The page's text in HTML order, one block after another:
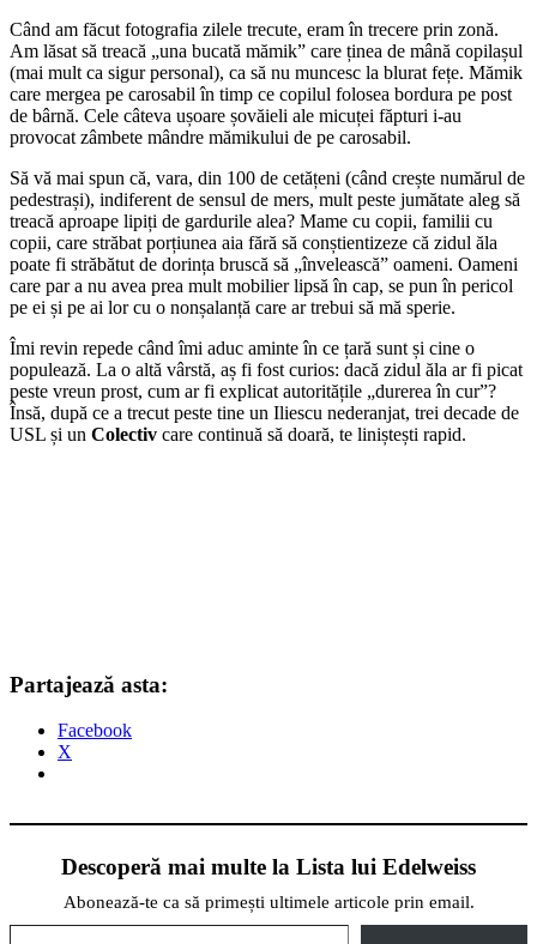
Când am făcut fotografia zilele trecute, eram în trecere prin zonă.
Am lăsat să treacă „una bucată mămik” care ținea de mână copilașul
(mai mult ca sigur personal), ca să nu muncesc la blurat fețe. Mămik
care mergea pe carosabil în timp ce copilul folosea bordura pe post
de bârnă. Cele câteva ușoare șovăieli ale micuței făpturi i-au
provocat zâmbete mândre mămikului de pe carosabil.
Să vă mai spun că, vara, din 100 de cetățeni (când crește numărul de
pedestrași), indiferent de sensul de mers, mult peste jumătate aleg să
treacă aproape lipiți de gardurile alea? Mame cu copii, familii cu
copii, care străbat porțiunea aia fără să conștientizeze că zidul ăla
poate fi străbătut de dorința bruscă să „învelească” oameni. Oameni
care par a nu avea prea mult mobilier lipsă în cap, se pun în pericol
pe ei și pe ai lor cu o nonșalanță care ar trebui să mă sperie.
Îmi revin repede când îmi aduc aminte în ce țară sunt și cine o
populează. La o altă vârstă, aș fi fost curios: dacă zidul ăla ar fi picat
peste vreun prost, cum ar fi explicat autoritățile „durerea în cur”?
Însă, după ce a trecut peste tine un Iliescu nederanjat, trei decade de
USL și un Colectiv care continuă să doară, te liniștești rapid.
Partajează asta:
Facebook
X
Descoperă mai multe la Lista lui Edelweiss
Abonează-te ca să primești ultimele articole prin email.
Tastează emailul tău...